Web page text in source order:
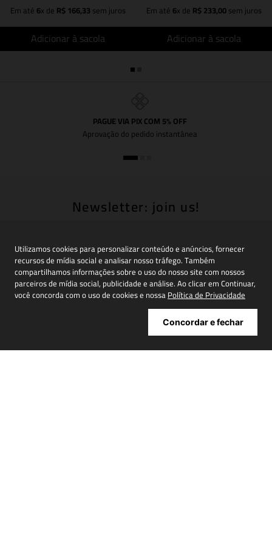
Utilizamos cookies para personalizar conteúdo e anúncios, fornecer
recursos de mídia social e analisar nosso tráfego. Também
compartilhamos informações sobre o uso do nosso site com nossos
parceiros de mídia social, publicidade e análise. Ao clicar em Continuar,
você concorda com o uso de cookies e nossaPolítica de Privacidade
Concordar e fechar
Em até 6x de R$166,33 sem juros
Adicionar à sacola
Em até 6x de R$233,00sem juros
Adicionar à sacola
PAGUE VIA PIX COM 5% OFF
Aprovação do pedido instantânea
Newsletter: join us!
Cadastrar